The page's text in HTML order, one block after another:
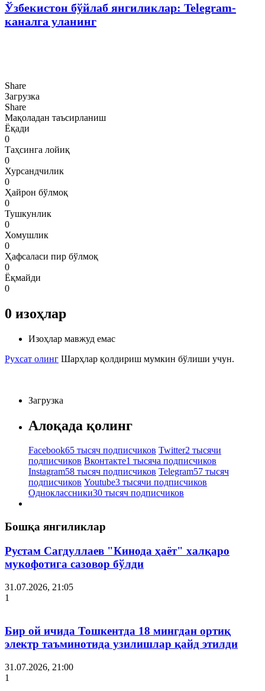
Ўзбекистон бўйлаб янгиликлар: Telegram-
каналга уланинг
Share
Загрузка
Share
Мақоладан таъсирланиш
Ёқади
0
Таҳсинга лойиқ
0
Хурсандчилик
0
Ҳайрон бўлмоқ
0
Тушкунлик
0
Хомушлик
0
Ҳафсаласи пир бўлмоқ
0
Ёқмайди
0
0 изоҳлар
Изоҳлар мавжуд емас
Рухсат олинг Шарҳлар қолдириш мумкин бўлиши учун.
Загрузка
Алоқада қолинг
Facebook65 тысяч подписчиков Twitter2 тысячи
подписчиков Вконтакте1 тысяча подписчиков
Instagram58 тысяч подписчиков Telegram57 тысяч
подписчиков Youtube3 тысячи подписчиков
Одноклассники30 тысяч подписчиков
Бошқа янгиликлар
Рустам Сагдуллаев "Кинода ҳаёт" халқаро
мукофотига сазовор бўлди
31.07.2026, 21:05
1
Бир ой ичида Тошкентда 18 мингдан ортиқ
электр таъминотида узилишлар қайд этилди
31.07.2026, 21:00
1